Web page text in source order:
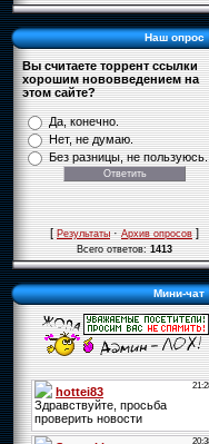
Наш опрос
Вы считаете торрент ссылки
хорошим нововведением на
этом сайте?
Да, конечно.
Нет, не думаю.
Без разницы, не пользуюсь.
[Результаты·Архив опросов]
Всего ответов:1413
Мини-чат